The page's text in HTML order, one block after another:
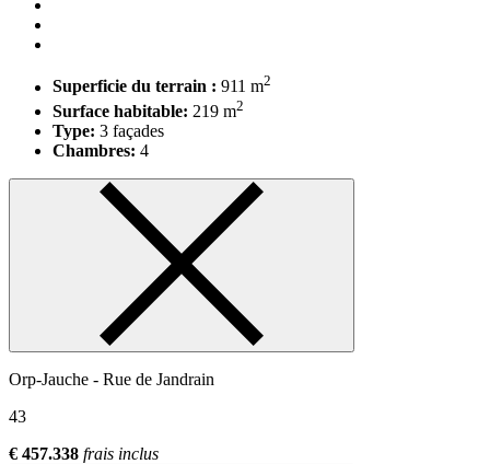
Superficie du terrain : 911 m2
Surface habitable: 219 m2
Type: 3 façades
Chambres: 4
Orp-Jauche - Rue de Jandrain
43
€ 457.338 frais inclus